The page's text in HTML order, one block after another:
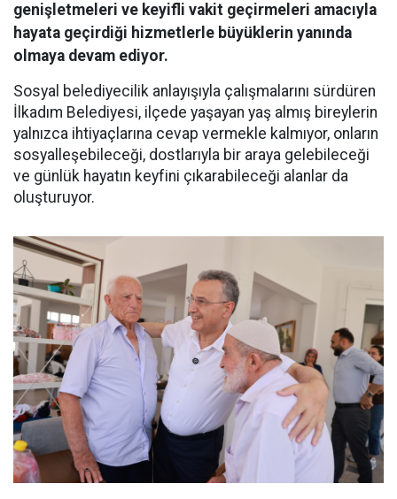
genişletmeleri ve keyifli vakit geçirmeleri amacıyla
hayata geçirdiği hizmetlerle büyüklerin yanında
olmaya devam ediyor.
Sosyal belediyecilik anlayışıyla çalışmalarını sürdüren
İlkadım Belediyesi, ilçede yaşayan yaş almış bireylerin
yalnızca ihtiyaçlarına cevap vermekle kalmıyor, onların
sosyalleşebileceği, dostlarıyla bir araya gelebileceği
ve günlük hayatın keyfini çıkarabileceği alanlar da
oluşturuyor.